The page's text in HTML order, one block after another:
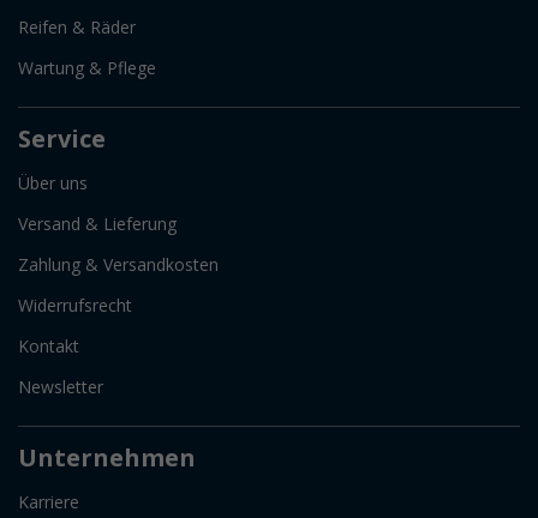
Reifen & Räder
Wartung & Pflege
Service
Über uns
Versand & Lieferung
Zahlung & Versandkosten
Widerrufsrecht
Kontakt
Newsletter
Unternehmen
Karriere